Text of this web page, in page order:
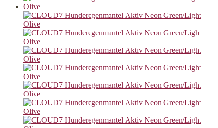
mehrere
auf.
Optionen
auf
Produktseite
werden